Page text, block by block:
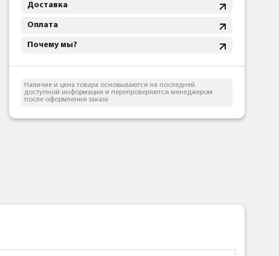
Доставка
Оплата
Почему мы?
Наличие и цена товара основываются на последней
доступной информации и перепроверяются менеджером
после оформления заказа